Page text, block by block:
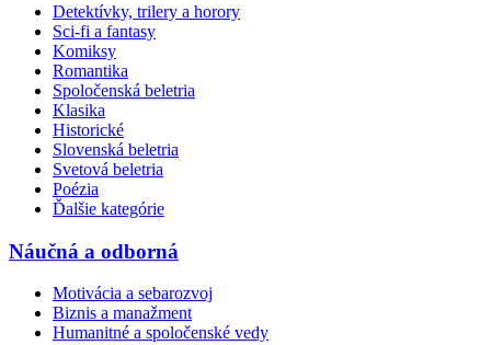
Detektívky, trilery a horory
Sci-fi a fantasy
Komiksy
Romantika
Spoločenská beletria
Klasika
Historické
Slovenská beletria
Svetová beletria
Poézia
Ďalšie kategórie
Náučná a odborná
Motivácia a sebarozvoj
Biznis a manažment
Humanitné a spoločenské vedy